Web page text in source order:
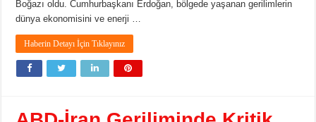
Boğazı oldu. Cumhurbaşkanı Erdoğan, bölgede yaşanan gerilimlerin
dünya ekonomisini ve enerji …
Haberin Detayı İçin Tıklayınız